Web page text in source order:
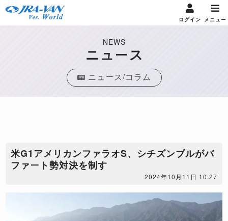
ログイン メニュー
NEWS
ニュース
ニュース/コラム
米G1アメリカンファラオS、シチズンブルがバ
ファート勢対決を制す
2024年10月11日 10:27